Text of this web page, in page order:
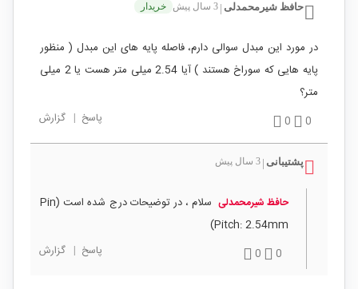
حافظ شیرمحمدلی 3 سال پیش خریدار
در مورد این مبدل سوالی دارم، فاصله پایه های این مبدل ( منظور
پایه هایی که سوراخ هستند ) آیا 2.54 میلی متر هست یا 2 میلی
متر؟
0
0 پاسخ | گزارش
پشتیبانی 3 سال پیش
حافظ شیرمحمدلی
سلام ، در توضیحات درج شده است (Pin
Pitch: 2.54mm)
0
0 پاسخ | گزارش